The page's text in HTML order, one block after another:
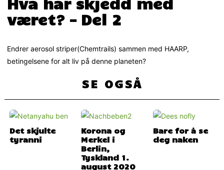
været? – Del 2
Endrer aerosol striper(Chemtrails) sammen med HAARP,
betingelsene for alt liv på denne planeten?
SE OGSÅ
Det skjulte
tyranni
Korona og
Merkel i
Berlin,
Tyskland 1.
august 2020
Bare for å se
deg naken